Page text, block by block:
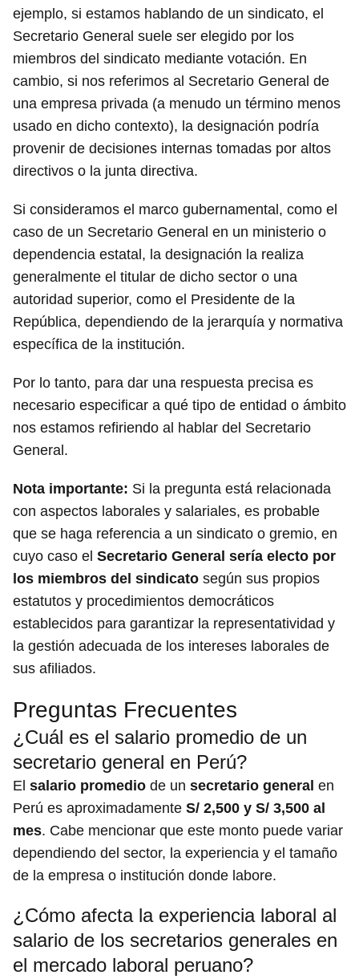
ejemplo, si estamos hablando de un sindicato, el
Secretario General suele ser elegido por los
miembros del sindicato mediante votación. En
cambio, si nos referimos al Secretario General de
una empresa privada (a menudo un término menos
usado en dicho contexto), la designación podría
provenir de decisiones internas tomadas por altos
directivos o la junta directiva.
Si consideramos el marco gubernamental, como el
caso de un Secretario General en un ministerio o
dependencia estatal, la designación la realiza
generalmente el titular de dicho sector o una
autoridad superior, como el Presidente de la
República, dependiendo de la jerarquía y normativa
específica de la institución.
Por lo tanto, para dar una respuesta precisa es
necesario especificar a qué tipo de entidad o ámbito
nos estamos refiriendo al hablar del Secretario
General.
Nota importante: Si la pregunta está relacionada
con aspectos laborales y salariales, es probable
que se haga referencia a un sindicato o gremio, en
cuyo caso el Secretario General sería electo por
los miembros del sindicato según sus propios
estatutos y procedimientos democráticos
establecidos para garantizar la representatividad y
la gestión adecuada de los intereses laborales de
sus afiliados.
Preguntas Frecuentes
¿Cuál es el salario promedio de un
secretario general en Perú?
El salario promedio de un secretario general en
Perú es aproximadamente S/ 2,500 y S/ 3,500 al
mes. Cabe mencionar que este monto puede variar
dependiendo del sector, la experiencia y el tamaño
de la empresa o institución donde labore.
¿Cómo afecta la experiencia laboral al
salario de los secretarios generales en
el mercado laboral peruano?